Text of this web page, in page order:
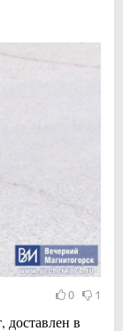
0 1
доставлен в